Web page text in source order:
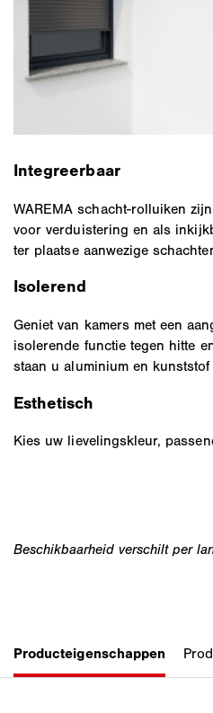
Integreerbaar
WAREMA schacht-rolluiken
voor verduistering en als
ter plaatse aanwezige
Isolerend
Geniet van kamers met een
isolerende functie tegen hitte
staan u aluminium en
Esthetisch
Kies uw lievelingskleur,